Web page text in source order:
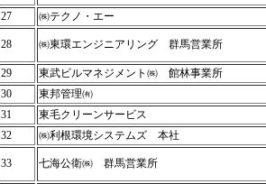
27 ㈱テクノ・エー
28 ㈱東環エンジニアリング 群馬営業所
29
東武ビルマネジメント㈱ 館林事業所
30
東邦管理㈲
31
東毛クリーンサービス
32
㈱利根環境システムズ 本社
33 七海公衛㈱ 群馬営業所